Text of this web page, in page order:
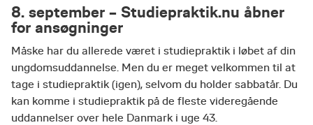
8. september – Studiepraktik.nu åbner
for ansøgninger
Måske har du allerede været i studiepraktik i løbet af din
ungdomsuddannelse. Men du er meget velkommen til at
tage i studiepraktik (igen), selvom du holder sabbatår. Du
kan komme i studiepraktik på de fleste videregående
uddannelser over hele Danmark i uge 43.